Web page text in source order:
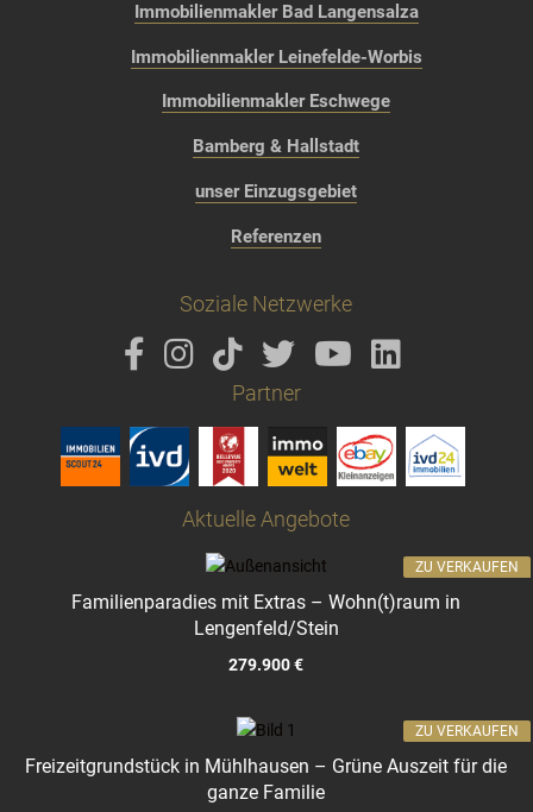
Immobilienmakler Bad Langensalza
Immobilienmakler Leinefelde-Worbis
Immobilienmakler Eschwege
Bamberg & Hallstadt
unser Einzugsgebiet
Referenzen
Soziale Netzwerke
Partner
Aktuelle Angebote
Familienparadies mit Extras – Wohn(t)raum in
Lengenfeld/Stein
279.900 €
ZU VERKAUFEN
Freizeitgrundstück in Mühlhausen – Grüne Auszeit für die
ganze Familie
ZU VERKAUFEN